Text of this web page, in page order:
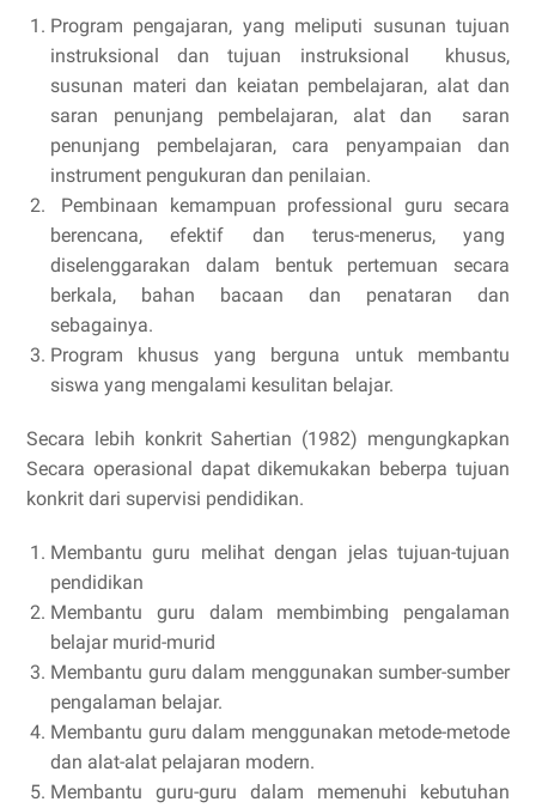
Program pengajaran, yang meliputi susunan tujuan
instruksional dan tujuan instruksional khusus,
susunan materi dan keiatan pembelajaran, alat dan
saran penunjang pembelajaran, alat dan saran
penunjang pembelajaran, cara penyampaian dan
instrument pengukuran dan penilaian.
Pembinaan kemampuan professional guru secara
berencana, efektif dan terus-menerus, yang
diselenggarakan dalam bentuk pertemuan secara
berkala, bahan bacaan dan penataran dan
sebagainya.
Program khusus yang berguna untuk membantu
siswa yang mengalami kesulitan belajar.
Secara lebih konkrit Sahertian (1982) mengungkapkan
Secara operasional dapat dikemukakan beberpa tujuan
konkrit dari supervisi pendidikan.
Membantu guru melihat dengan jelas tujuan-tujuan
pendidikan
Membantu guru dalam membimbing pengalaman
belajar murid-murid
Membantu guru dalam menggunakan sumber-sumber
pengalaman belajar.
Membantu guru dalam menggunakan metode-metode
dan alat-alat pelajaran modern.
Membantu guru-guru dalam memenuhi kebutuhan